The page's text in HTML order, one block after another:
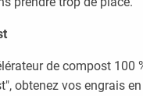
de compost 100
obtenez vos engrais